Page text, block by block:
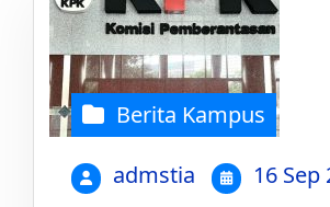
Berita Kampus
admstia 16 Sep